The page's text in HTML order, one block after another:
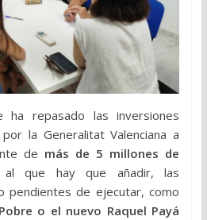
ha repasado las inversiones
la Generalitat Valenciana a
de más de 5 millones de
que hay que añadir, las
pendientes de ejecutar, como
o el nuevo Raquel Payá